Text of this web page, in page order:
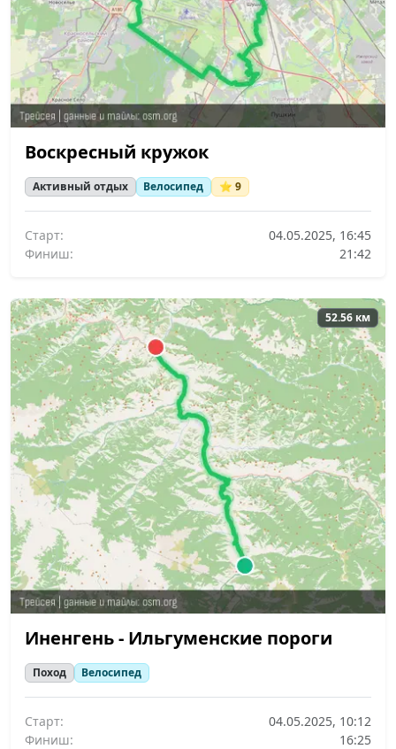
Воскресный кружок
Активный отдых Велосипед ⭐ 9
Старт:
04.05.2025, 16:45
Финиш:
21:42
52.56 км
Иненгень - Ильгуменские пороги
Поход Велосипед
Старт:
04.05.2025, 10:12
Финиш:
16:25